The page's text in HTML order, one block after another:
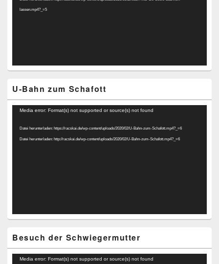
lassen.mp4?_=5
U-Bahn zum Schafott
Video-
Media error: Format(s) not supported or source(s) not found
Datei herunterladen: https://racskai.de/wp-content/uploads/2020/02/U-Bahn-zum-Schafott.mp4?_=6
Datei herunterladen: http://racskai.de/wp-content/uploads/2020/02/U-Bahn-zum-Schafott.mp4?_=6
Besuch der Schwiegermutter
Video-
Media error: Format(s) not supported or source(s) not found